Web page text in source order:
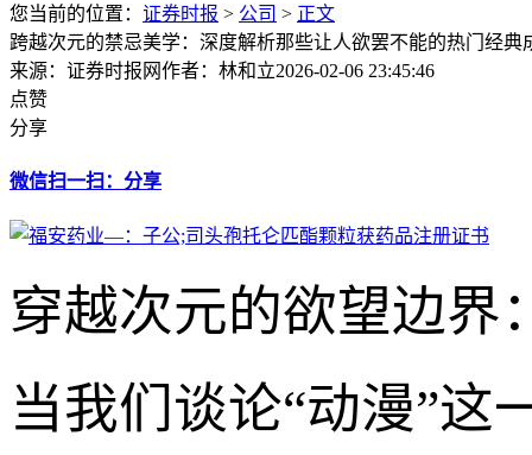
您当前的位置： 证券时报 > 公司 > 正文
跨越次元的禁忌美学：深度解析那些让人欲罢不能的热门经典
来源：证券时报网作者：林和立2026-02-06 23:45:46
点赞
分享
微信扫一扫：分享
穿越次元的欲望边界
当我们谈论“动漫”这